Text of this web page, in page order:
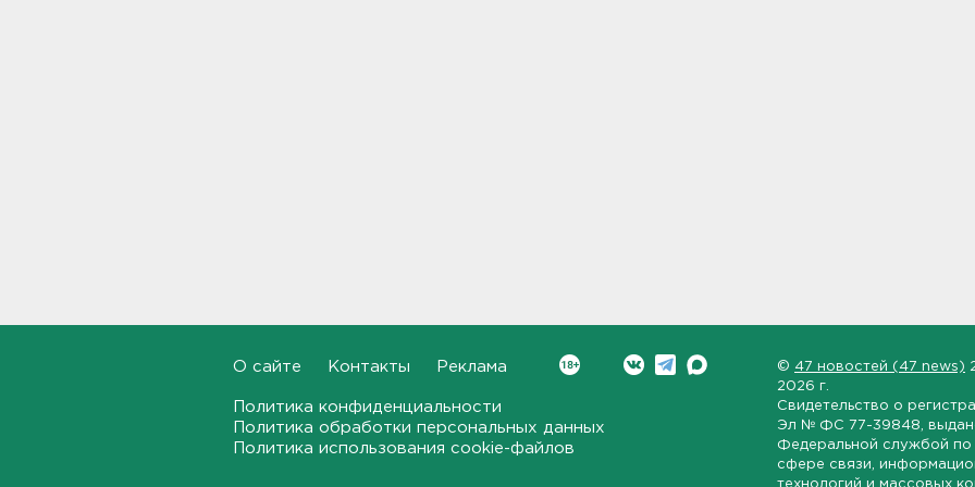
пропавшего в
Бывшего директора Popcorn
Books приговорили к 4 годам
О сайте Контакты Реклама
Политика конфиденциальности
Политика обработки персональных данных
Политика использования cookie-файлов
© 47 новостей (47 news)
2026 г.
Свидетельство о
Эл № ФС 77-39848 ,
Федеральной службой по
сфере связи,
технологий и массовых